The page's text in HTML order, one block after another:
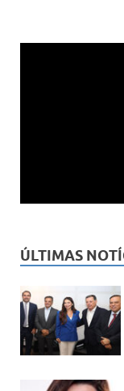
ÚLTIMAS